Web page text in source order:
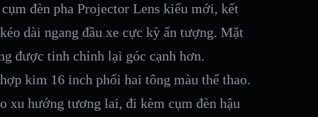
đèn pha Projector Lens kiểu mới, kết
dài ngang đầu xe cực kỳ ấn tượng. Mặt
được tinh chỉnh lại góc cạnh hơn.
kim 16 inch phối hai tông màu thể thao.
xu hướng tương lai, đi kèm cụm đèn hậu